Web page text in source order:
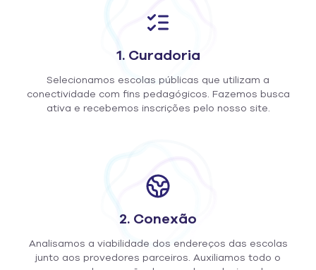
1. Curadoria
Selecionamos escolas públicas que utilizam a
conectividade com fins pedagógicos. Fazemos busca
ativa e recebemos inscrições pelo nosso site.
2. Conexão
Analisamos a viabilidade dos endereços das escolas
junto aos provedores parceiros. Auxiliamos todo o